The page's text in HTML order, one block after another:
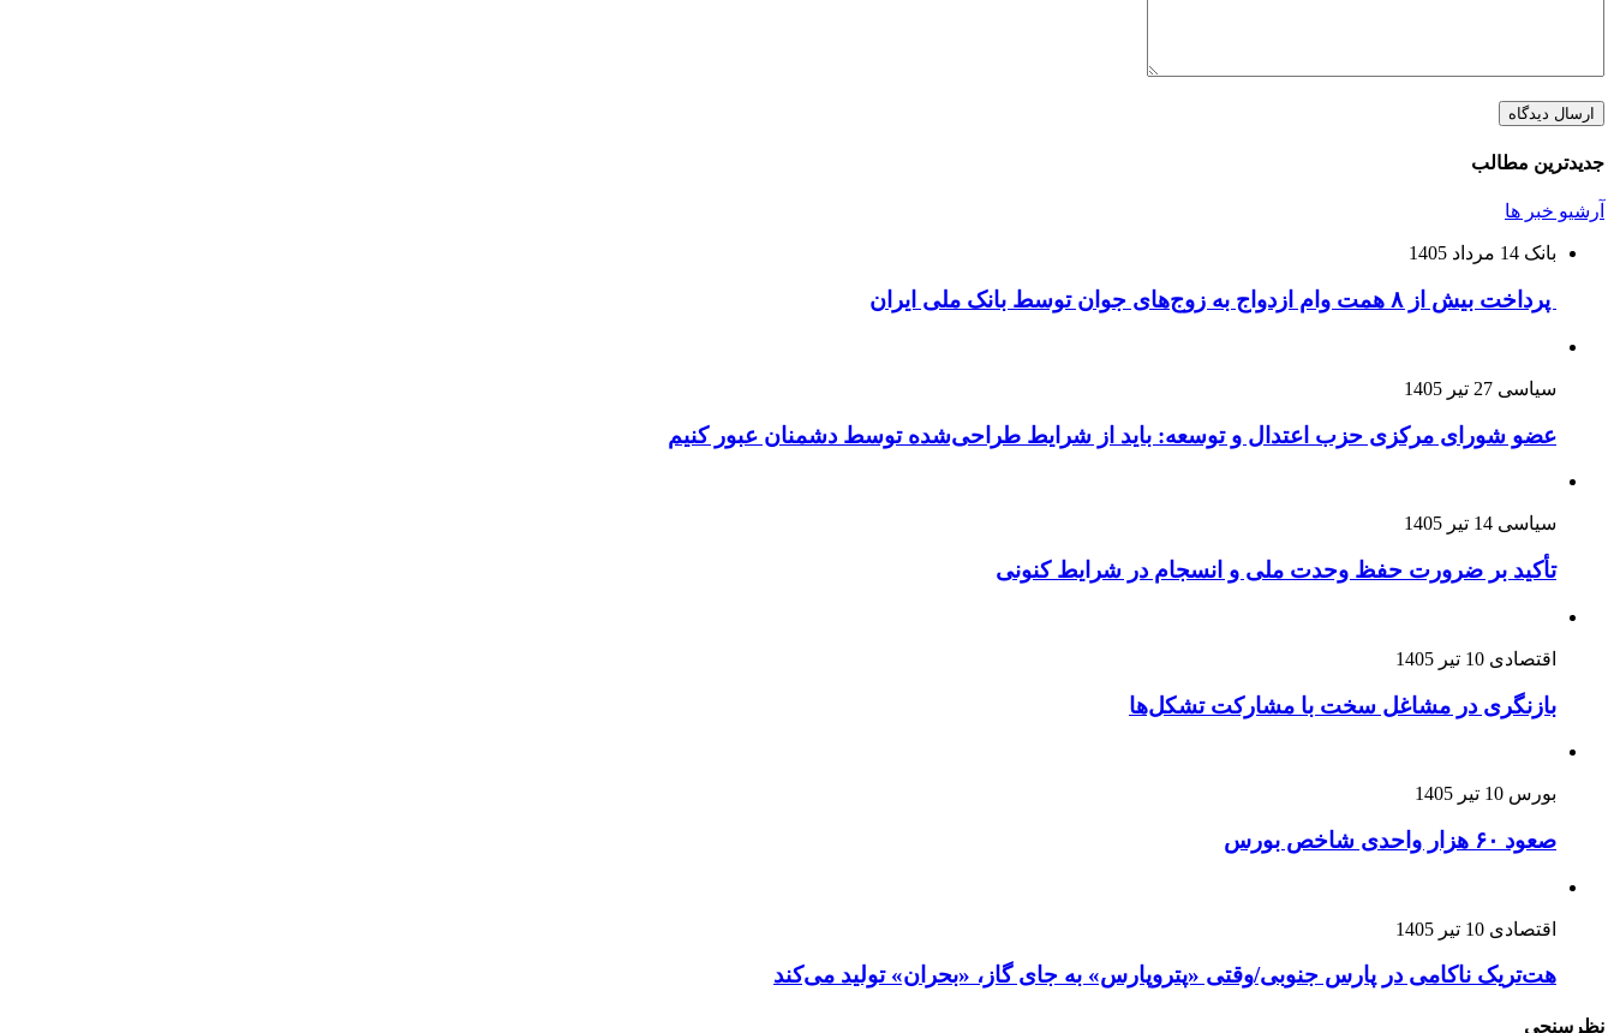
جدیدترین مطالب
آرشیو خبر ها
بانک 14 مرداد 1405
پرداخت بیش از ۸ همت وام ازدواج به زوج‌های جوان توسط بانک ملی ایران
سیاسی 27 تیر 1405
عضو شورای مرکزی حزب اعتدال و توسعه: باید از شرایط طراحی‌شده توسط دشمنان عبور کنیم
سیاسی 14 تیر 1405
تأکید بر ضرورت حفظ وحدت ملی و انسجام در شرایط کنونی
اقتصادی 10 تیر 1405
بازنگری در مشاغل سخت با مشارکت تشکل‌ها
بورس 10 تیر 1405
صعود ۶۰ هزار واحدی شاخص بورس
اقتصادی 10 تیر 1405
هت‌تریک ناکامی در پارس جنوبی/وقتی «پتروپارس» به جای گاز، «بحران» تولید می‌کند
نظرسنجی